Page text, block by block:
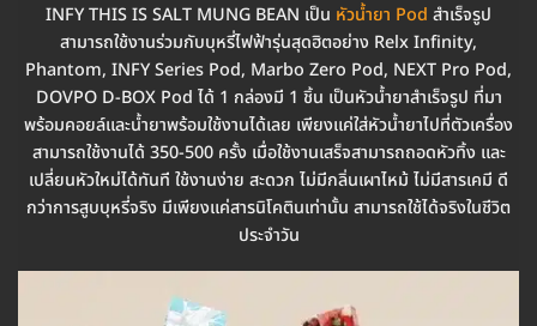
INFY THIS IS SALT MUNG BEAN เป็น หัวน้ำยา Pod สำเร็จรูป
สามารถใช้งานร่วมกับบุหรี่ไฟฟ้ารุ่นสุดฮิตอย่าง Relx Infinity,
Phantom, INFY Series Pod, Marbo Zero Pod, NEXT Pro Pod,
DOVPO D-BOX Pod ได้ 1 กล่องมี 1 ชิ้น เป็นหัวน้ำยาสำเร็จรูป ที่มา
พร้อมคอยล์และน้ำยาพร้อมใช้งานได้เลย เพียงแค่ใส่หัวน้ำยาไปที่ตัวเครื่อง
สามารถใช้งานได้ 350-500 ครั้ง เมื่อใช้งานเสร็จสามารถถอดหัวทิ้ง และ
เปลี่ยนหัวใหม่ได้ทันที ใช้งานง่าย สะดวก ไม่มีกลิ่นเผาไหม้ ไม่มีสารเคมี ดี
กว่าการสูบบุหรี่จริง มีเพียงแค่สารนิโคตินเท่านั้น สามารถใช้ได้จริงในชีวิต
ประจำวัน